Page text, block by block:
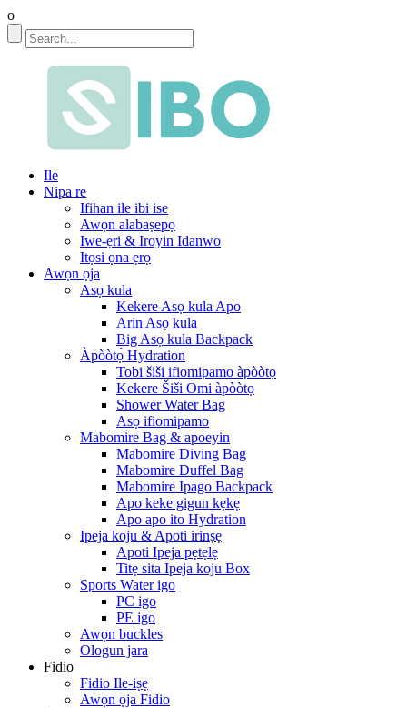
o
Ile
Nipa re
Ifihan ile ibi ise
Awọn alabaṣepọ
Iwe-ẹri & Iroyin Idanwo
Itọsi ọna ẹrọ
Awọn ọja
Asọ kula
Kekere Asọ kula Apo
Arin Asọ kula
Big Asọ kula Backpack
Àpòòtọ̀ Hydration
Tobi šiši ifiomipamo àpòòtọ
Kekere Šiši Omi àpòòtọ
Shower Water Bag
Asọ ifiomipamo
Mabomire Bag & apoeyin
Mabomire Diving Bag
Mabomire Duffel Bag
Mabomire Ipago Backpack
Apo keke gigun kẹkẹ
Apo apo ito Hydration
Ipeja koju & Apoti irinṣẹ
Apoti Ipeja pẹtẹlẹ
Titẹ sita Ipeja koju Box
Sports Water igo
PC igo
PE igo
Awọn buckles
Ologun jara
Fidio
Fidio Ile-iṣẹ
Awọn ọja Fidio